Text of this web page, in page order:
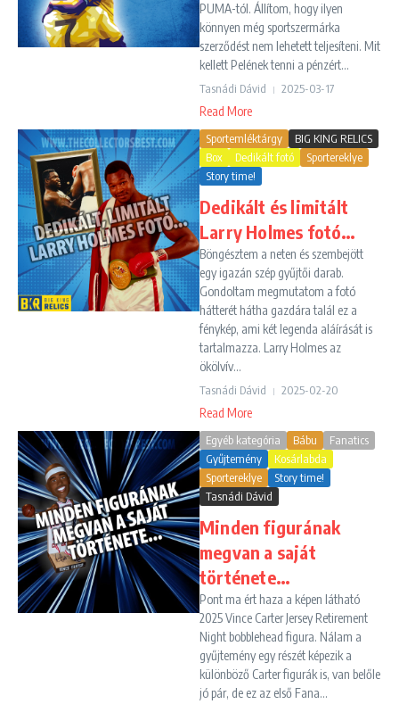
PUMA-tól. Állítom, hogy ilyen
könnyen még sportszermárka
szerződést nem lehetett teljesíteni. Mit
kellett Pelének tenni a pénzért...
Tasnádi Dávid 2025-03-17
Read More
Sportemléktárgy
BIG KING RELICS
Box
Dedikált fotó
Sportereklye
Story time!
Dedikált és limitált
Larry Holmes fotó…
Böngésztem a neten és szembejött
egy igazán szép gyűjtői darab.
Gondoltam megmutatom a fotó
hátterét hátha gazdára talál ez a
fénykép, ami két legenda aláírását is
tartalmazza. Larry Holmes az
ökölvív...
Tasnádi Dávid 2025-02-20
Read More
Egyéb kategória Bábu
Fanatics
Gyűjtemény
Kosárlabda
Sportereklye
Story time!
Tasnádi Dávid
Minden figurának
megvan a saját
története…
Pont ma ért haza a képen látható
2025 Vince Carter Jersey Retirement
Night bobblehead figura. Nálam a
gyűjtemény egy részét képezik a
különböző Carter figurák is, van belőle
jó pár, de ez az első Fana...